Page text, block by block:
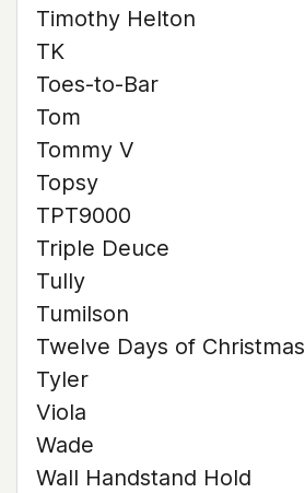
Timothy Helton
TK
Toes-to-Bar
Tom
Tommy V
Topsy
TPT9000
Triple Deuce
Tully
Tumilson
Twelve Days of Christmas
Tyler
Viola
Wade
Wall Handstand Hold